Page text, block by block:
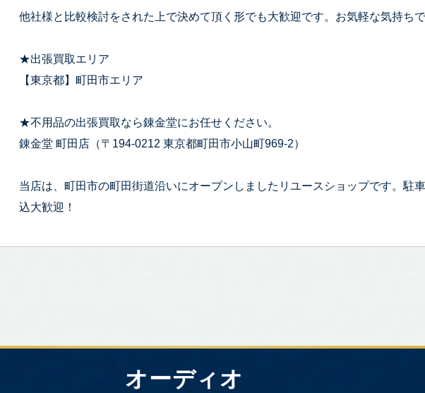
他社様と比較検討をされた上で決めて頂く形でも大歓迎です。お気軽な気持ちで
★出張買取エリア
【東京都】町田市エリア
★不用品の出張買取なら錬金堂にお任せください。
錬金堂 町田店（〒194-0212 東京都町田市小山町969-2）
当店は、町田市の町田街道沿いにオープンしましたリユースショップです。駐
込大歓迎！
オーディオ